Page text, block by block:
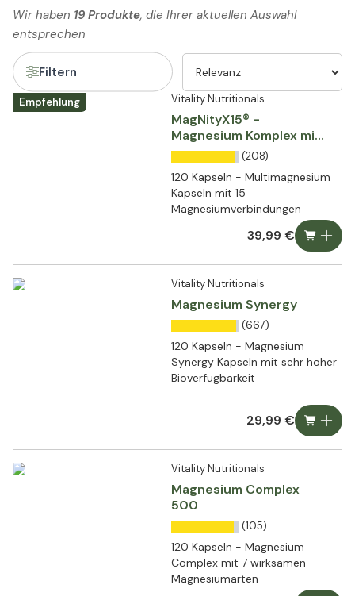
Wir haben 19 Produkte, die Ihrer aktuellen Auswahl
entsprechen
Filtern
Empfehlung Vitality Nutritionals
MagNityX15® -
Magnesium Komplex mit
15 Verbindungen
(208)
120 Kapseln - Multimagnesium
Kapseln mit 15
Magnesiumverbindungen
39,99 €
Vitality Nutritionals
Magnesium Synergy
(667)
120 Kapseln - Magnesium
Synergy Kapseln mit sehr hoher
Bioverfügbarkeit
29,99 €
Vitality Nutritionals
Magnesium Complex
500
(105)
120 Kapseln - Magnesium
Complex mit 7 wirksamen
Magnesiumarten